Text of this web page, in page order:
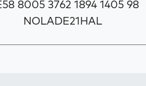
8005 3762 1894 1405 98
NOLADE21HAL